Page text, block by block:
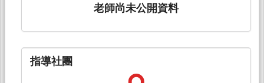
老師尚未公開資料
指導社團